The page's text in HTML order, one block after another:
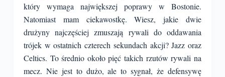
który wymaga największej poprawy w Bostonie.
Natomiast mam ciekawostkę. Wiesz, jakie dwie
drużyny najczęściej zmuszają rywali do oddawania
trójek w ostatnich czterech sekundach akcji? Jazz oraz
Celtics. To średnio około pięć takich rzutów rywali na
mecz. Nie jest to dużo, ale to sygnał, że defensywę